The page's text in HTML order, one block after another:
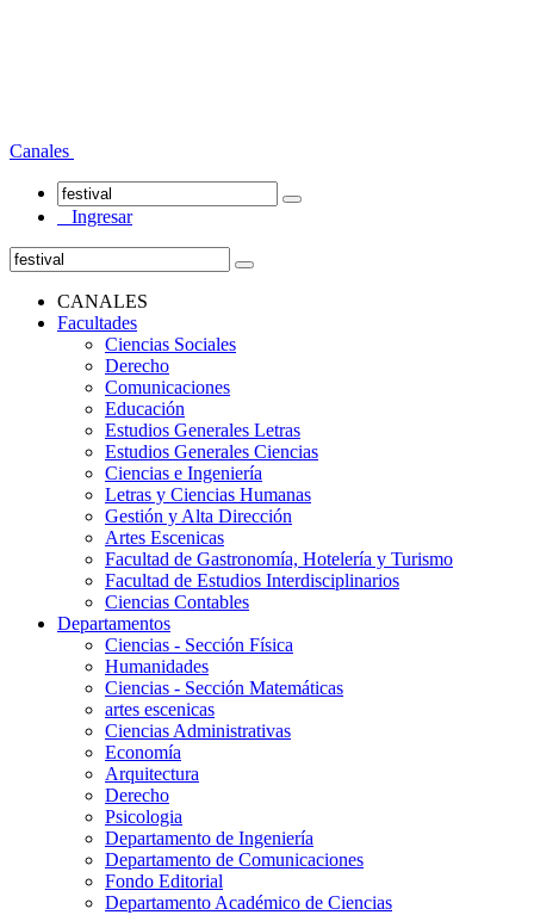
Canales
Ingresar
CANALES
Facultades
Ciencias Sociales
Derecho
Comunicaciones
Educación
Estudios Generales Letras
Estudios Generales Ciencias
Ciencias e Ingeniería
Letras y Ciencias Humanas
Gestión y Alta Dirección
Artes Escenicas
Facultad de Gastronomía, Hotelería y Turismo
Facultad de Estudios Interdisciplinarios
Ciencias Contables
Departamentos
Ciencias - Sección Física
Humanidades
Ciencias - Sección Matemáticas
artes escenicas
Ciencias Administrativas
Economía
Arquitectura
Derecho
Psicologia
Departamento de Ingeniería
Departamento de Comunicaciones
Fondo Editorial
Departamento Académico de Ciencias